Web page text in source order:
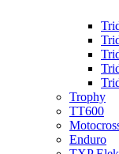
Trophy
TT600
Enduro